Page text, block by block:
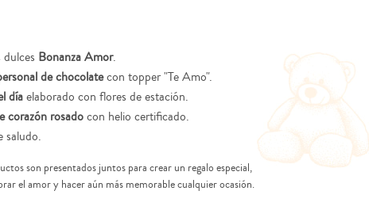
Bonanza Amor.
de chocolatecon topper "Te Amo".
díaelaborado con flores de estación.
corazón rosadocon helio certificado.
saludo.
son presentados juntos para crear un regalo especial,
el amor y hacer aún más memorable cualquier ocasión.